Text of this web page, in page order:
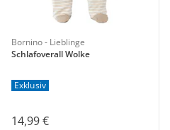
Bornino - Lieblinge
Schlafoverall Wolke
Exklusiv
14,99 €